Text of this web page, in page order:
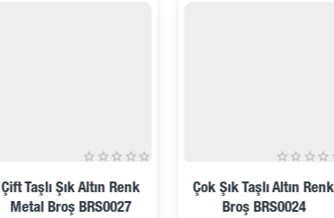
Çift Taşlı Şık Altın Renk
Metal Broş BRS0027
Çok Şık Taşlı Altın Renk
Broş BRS0024